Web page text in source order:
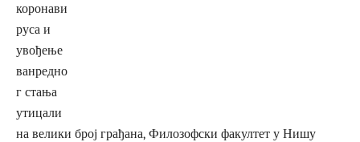
коронави
руса и
увођење
ванредно
г стања
утицали
на велики број грађана, Филозофски факултет у Нишу